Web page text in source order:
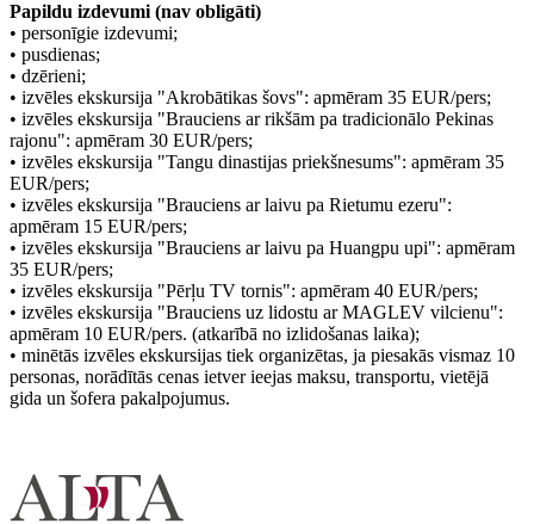
Papildu izdevumi (nav obligāti)
• personīgie izdevumi;
• pusdienas;
• dzērieni;
• izvēles ekskursija "Akrobātikas šovs": apmēram 35 EUR/pers;
• izvēles ekskursija "Brauciens ar rikšām pa tradicionālo Pekinas
rajonu": apmēram 30 EUR/pers;
• izvēles ekskursija "Tangu dinastijas priekšnesums": apmēram 35
EUR/pers;
• izvēles ekskursija "Brauciens ar laivu pa Rietumu ezeru":
apmēram 15 EUR/pers;
• izvēles ekskursija "Brauciens ar laivu pa Huangpu upi": apmēram
35 EUR/pers;
• izvēles ekskursija "Pērļu TV tornis": apmēram 40 EUR/pers;
• izvēles ekskursija "Brauciens uz lidostu ar MAGLEV vilcienu":
apmēram 10 EUR/pers. (atkarībā no izlidošanas laika);
• minētās izvēles ekskursijas tiek organizētas, ja piesakās vismaz 10
personas, norādītās cenas ietver ieejas maksu, transportu, vietējā
gida un šofera pakalpojumus.